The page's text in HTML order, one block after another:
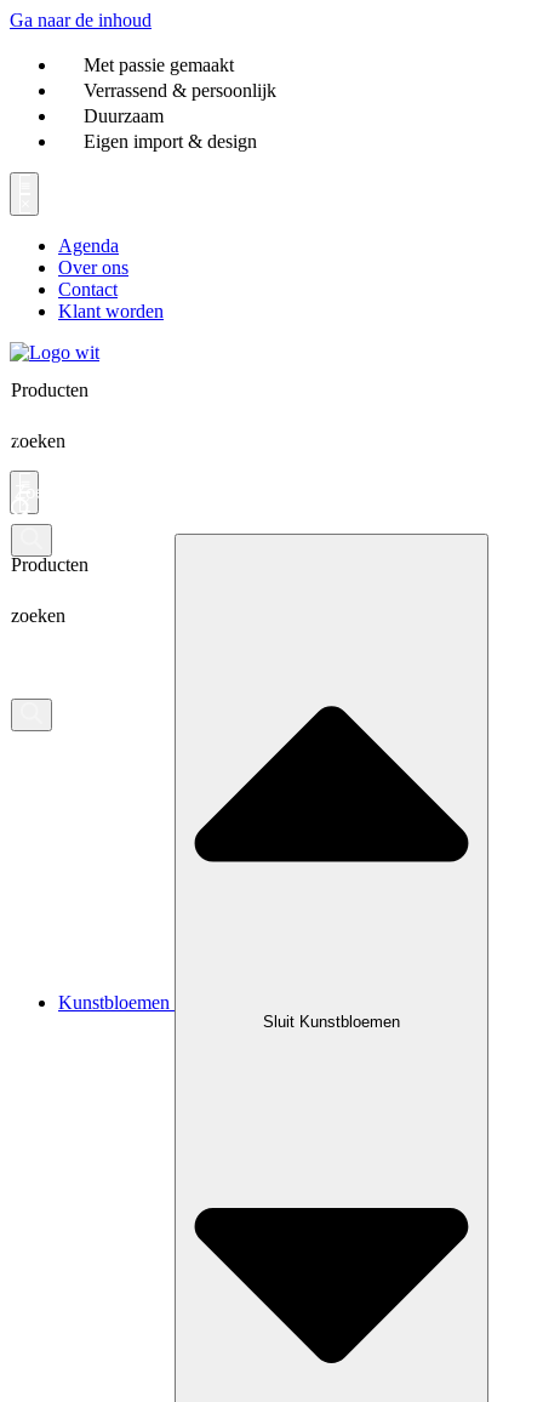
Ga naar de inhoud
Met passie gemaakt
Verrassend & persoonlijk
Duurzaam
Eigen import & design
Agenda
Over ons
Contact
Klant worden
Producten
zoeken
Producten
zoeken
Kunstbloemen
Sluit Kunstbloemen